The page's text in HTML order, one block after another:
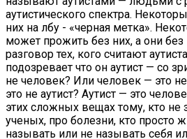
аутистического спектра.
них на лбу - «черная метка».
может прожить без них, а они
разговор тех, кого считают
подозревает что он аутист — со
не человек? Или человек — это
это не аутист? Аутист — это
этих сложных вещах тому, кто не
ученых, про болезни, кто просто
называть или не называть себя